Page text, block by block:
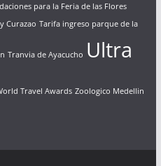
para la Feria de las Flores
Curazao Tarifa ingreso parque de la
Tranvia de Ayacucho Ultra
Travel Awards Zoologico Medellin